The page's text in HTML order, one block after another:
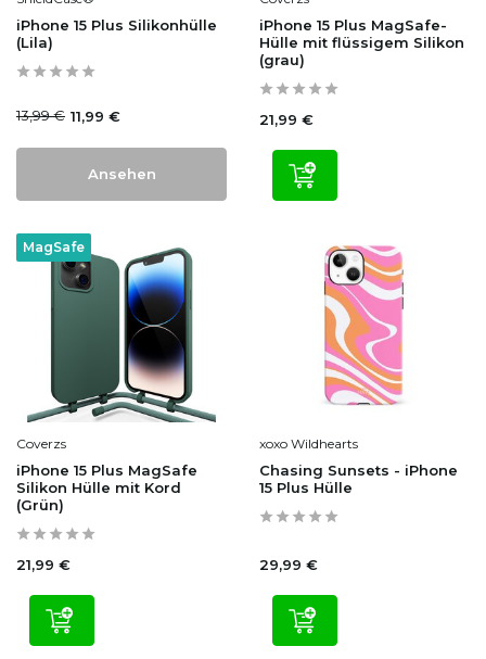
iPhone 15 Plus Silikonhülle
(Lila)
13,99 € 11,99 €
Ansehen
iPhone 15 Plus MagSafe-
Hülle mit flüssigem Silikon
(grau)
21,99 €
MagSafe
Coverzs
iPhone 15 Plus MagSafe
Silikon Hülle mit Kord
(Grün)
21,99 €
xoxo Wildhearts
Chasing Sunsets - iPhone
15 Plus Hülle
29,99 €